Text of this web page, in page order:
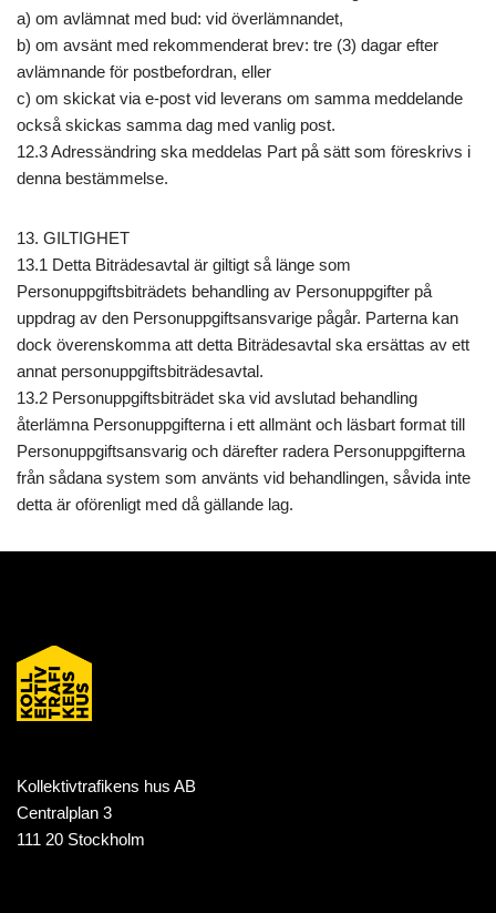
a) om avlämnat med bud: vid överlämnandet,
b) om avsänt med rekommenderat brev: tre (3) dagar efter
avlämnande för postbefordran, eller
c) om skickat via e-post vid leverans om samma meddelande
också skickas samma dag med vanlig post.
12.3 Adressändring ska meddelas Part på sätt som föreskrivs i
denna bestämmelse.
13. GILTIGHET
13.1 Detta Biträdesavtal är giltigt så länge som
Personuppgiftsbiträdets behandling av Personuppgifter på
uppdrag av den Personuppgiftsansvarige pågår. Parterna kan
dock överenskomma att detta Biträdesavtal ska ersättas av ett
annat personuppgiftsbiträdesavtal.
13.2 Personuppgiftsbiträdet ska vid avslutad behandling
återlämna Personuppgifterna i ett allmänt och läsbart format till
Personuppgiftsansvarig och därefter radera Personuppgifterna
från sådana system som använts vid behandlingen, såvida inte
detta är oförenligt med då gällande lag.
Kollektivtrafikens hus AB
Centralplan 3
111 20 Stockholm